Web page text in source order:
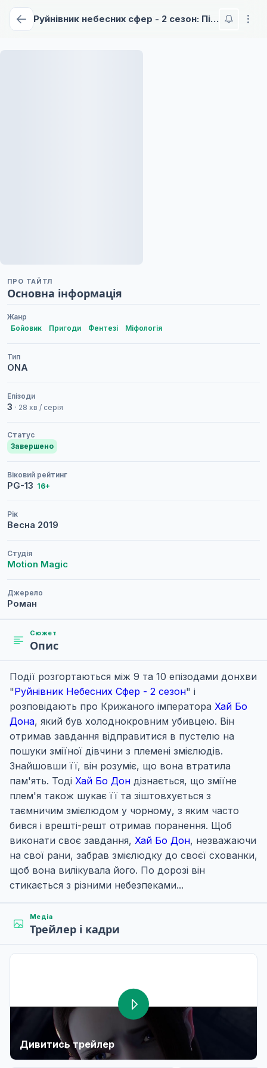
Руйнівник небесних сфер - 2 сезон: Пісня пустелі
ПРО ТАЙТЛ
Основна інформація
Жанр
Бойовик
Пригоди Фентезі Міфологія
Тип
ONA
Епізоди
3 · 28 хв / серія
Статус
Завершено
Віковий рейтинг
PG-13 16+
Рік
Весна 2019
Студія
Motion Magic
Джерело
Роман
Сюжет
Опис
Події розгортаються між 9 та 10 епізодами донхви
"Руйнівник Небесних Сфер - 2 сезон" і
розповідають про Крижаного імператора Хай Бо
Дона, який був холоднокровним убивцею. Він
отримав завдання відправитися в пустелю на
пошуки зміїної дівчини з племені змієлюдів.
Знайшовши її, він розуміє, що вона втратила
пам'ять. Тоді Хай Бо Дон дізнається, що зміїне
плем'я також шукає її та зіштовхується з
таємничим змієлюдом у чорному, з яким часто
бився і врешті-решт отримав поранення. Щоб
виконати своє завдання, Хай Бо Дон, незважаючи
на свої рани, забрав змієлюдку до своєї схованки,
щоб вона вилікувала його. По дорозі він
стикається з різними небезпеками...
Медіа
Трейлер і кадри
Дивитись трейлер